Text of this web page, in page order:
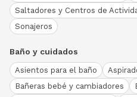
Saltadores y Centros de
Sonajeros
Baño y cuidados
Asientos para el baño
Bañeras bebé y cambiadores